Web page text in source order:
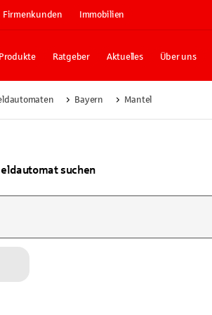
Firmenkunden Immobilien
Produkte Ratgeber Aktuelles Über uns
Bayern Mantel
suchen